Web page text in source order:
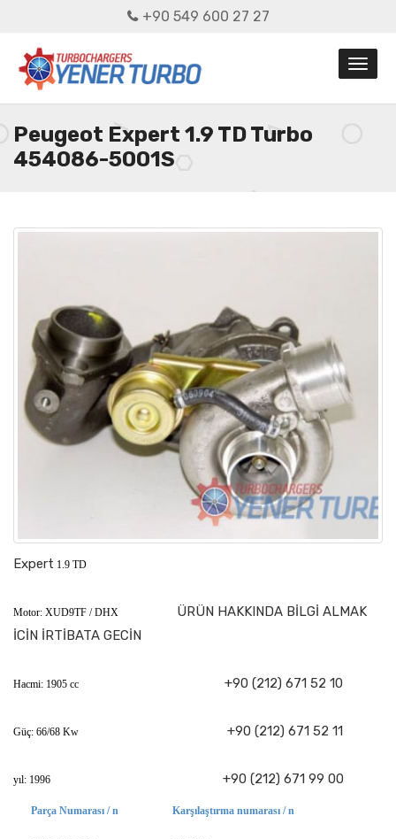
+90 549 600 27 27
Peugeot Expert 1.9 TD Turbo
454086-5001S
Expert 1.9 TD
Motor: XUD9TF / DHX ÜRÜN HAKKINDA BİLGİ ALMAK
İCİN İRTİBATA GECİN
Hacmi: 1905 cc +90 (212) 671 52 10
Güç: 66/68 Kw +90 (212) 671 52 11
yıl: 1996 +90 (212) 671 99 00
Parça Numarası / n Karşılaştırma numarası / n